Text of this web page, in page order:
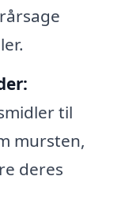
til
mursten,
deres